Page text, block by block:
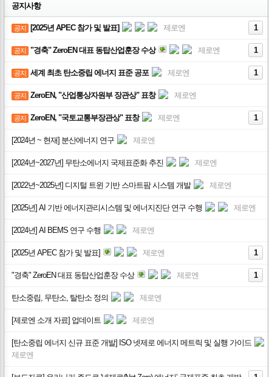
공지사항
공지 [2025년 APEC 참가 및 발표] 제로엔 1
공지 "경축" ZeroEN 대표 동탑산업훈장 수상 제로엔 1
공지 세계 최초 탄소중립 에너지 표준 공포 제로엔 1
공지 ZeroEN, "산업통상자원부 장관상" 표창 제로엔
공지 ZeroEN, "국토교통부장관상" 표창 제로엔 1
[2024년 ~ 현재] 분산에너지 연구 제로엔
[2024년~2027년] 무탄소에너지 국제표준화 추진 제로엔
[2022년~2025년] 디지털 트윈 기반 스마트팜 시스템 개발 제로엔
[2025년] AI 기반 에너지관리시스템 및 에너지진단 연구 수행 제로엔
[2024년] AI BEMS 연구 수행 제로엔
[2025년 APEC 참가 및 발표] 제로엔 1
"경축" ZeroEN 대표 동탑산업훈장 수상 제로엔 1
탄소중립, 무탄소, 탈탄소 정의 제로엔
[제로엔 소개 자료] 업데이트 제로엔
[탄소중립 에너지 신규 표준 개발] ISO 넷제로 에너지 메트릭 및 실행 가이드
제로엔